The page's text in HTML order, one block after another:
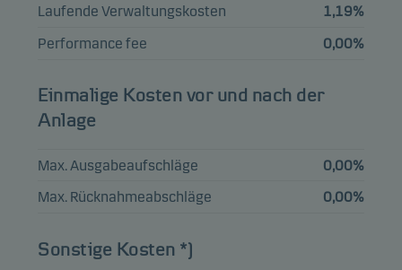
M BANK CLOSED
19.12.2028
ARGENTINA
09.07.2041
0,60% Anleihen USD
NOMURA INTL
FUNDING PTE
6.5% 10.10.2026
0,59%
Laufende Verwaltungskosten
1,19%
Performance fee
0,00%
Einmalige Kosten vor und nach der
Anlage
Max. Ausgabeaufschläge
0,00%
Max. Rücknahmeabschläge
0,00%
Sonstige Kosten *)